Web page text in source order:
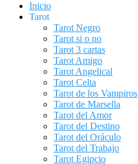
Inicio
Tarot
Tarot Negro
Tarot si o no
Tarot 3 cartas
Tarot Amigo
Tarot Angelical
Tarot Celta
Tarot de los Vampiros
Tarot de Marsella
Tarot del Amor
Tarot del Destino
Tarot del Oráculo
Tarot del Trabajo
Tarot Egipcio